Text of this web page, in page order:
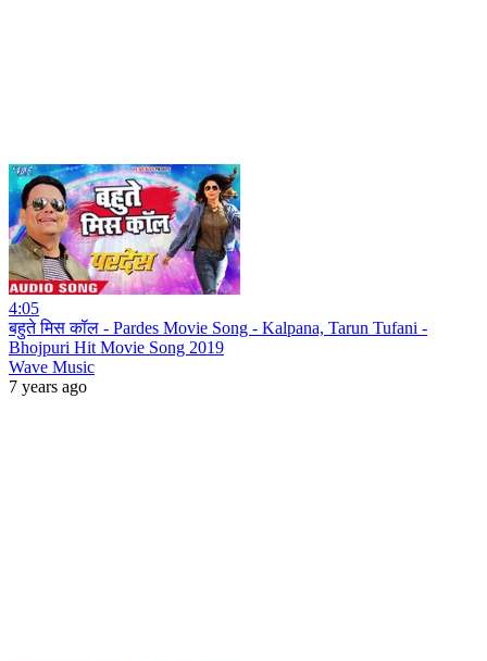
4:05
बहुते मिस कॉल - Pardes Movie Song - Kalpana, Tarun Tufani -
Bhojpuri Hit Movie Song 2019
Wave Music
7 years ago